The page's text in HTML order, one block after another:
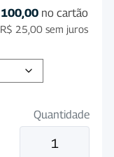
100,00 no cartão
R$ 25,00 sem juros
Quantidade
Mascara